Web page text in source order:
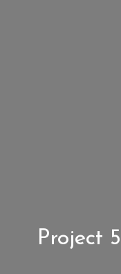
Project